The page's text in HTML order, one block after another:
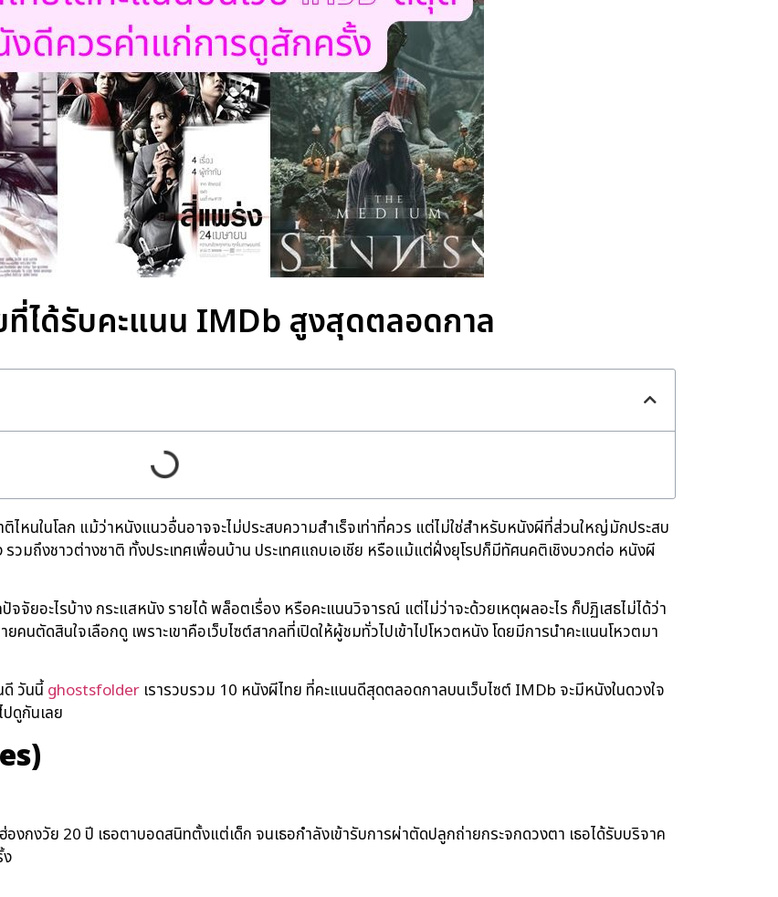
ได้รับคะแนน IMDb สูงสุดตลอดกาล
หนในโลก แม้ว่าหนังแนวอื่นอาจจะไม่ประสบความสำเร็จเท่าที่ควร แต่ไม่ใช่สำหรับหนังผีที่ส่วนใหญ่มักประสบ
วมถึงชาวต่างชาติ ทั้งประเทศเพื่อนบ้าน ประเทศแถบเอเชีย หรือแม้แต่ฝั่งยุโรปก็มีทัศนคติเชิงบวกต่อ หนังผี
จจัยอะไรบ้าง กระแสหนัง รายได้ พล็อตเรื่อง หรือคะแนนวิจารณ์ แต่ไม่ว่าจะด้วยเหตุผลอะไร ก็ปฏิเสธไม่ได้ว่า
นตัดสินใจเลือกดู เพราะเขาคือเว็บไซต์สากลที่เปิดให้ผู้ชมทั่วไปเข้าไปโหวตหนัง โดยมีการนำคะแนนโหวตมา
วันนี้ ghostsfolder เรารวบรวม 10 หนังผีไทย ที่คะแนนดีสุดตลอดกาลบนเว็บไซต์ IMDb จะมีหนังในดวงใจ
ดูกันเลย
งกงวัย 20 ปี เธอตาบอดสนิทตั้งแต่เด็ก จนเธอกำลังเข้ารับการผ่าตัดปลูกถ่ายกระจกดวงตา เธอได้รับบริจาค